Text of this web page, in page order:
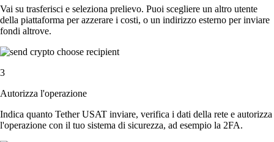
Vai su trasferisci e seleziona prelievo. Puoi scegliere un altro utente
della piattaforma per azzerare i costi, o un indirizzo esterno per inviare
fondi altrove.
3
Autorizza l'operazione
Indica quanto Tether USAT inviare, verifica i dati della rete e autorizza
l'operazione con il tuo sistema di sicurezza, ad esempio la 2FA.